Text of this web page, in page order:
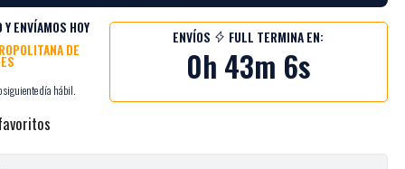
ENVÍAMOS HOY
DE
siguiente día hábil.
ENVÍOS FULL TERMINA EN:
0h 43m 5s